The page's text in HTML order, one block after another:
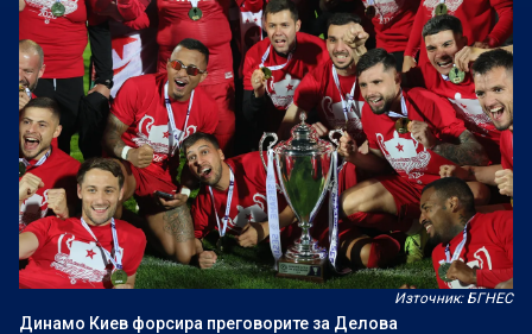
Източник: БГНЕС
Динамо Киев форсира преговорите за Делова